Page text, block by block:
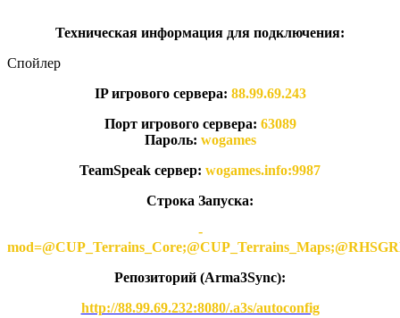
Техническая информация для подключения:
Спойлер
IP игрового сервера: 88.99.69.243
Порт игрового сервера: 63089
Пароль: wogames
TeamSpeak сервер: wogames.info:9987
Строка Запуска:
-
Репозиторий (Arma3Synс):
http://88.99.69.232:8080/.a3s/autoconfig